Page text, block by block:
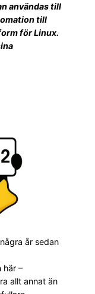
användas till
till
för Linux.
år sedan
här –
allt annat än